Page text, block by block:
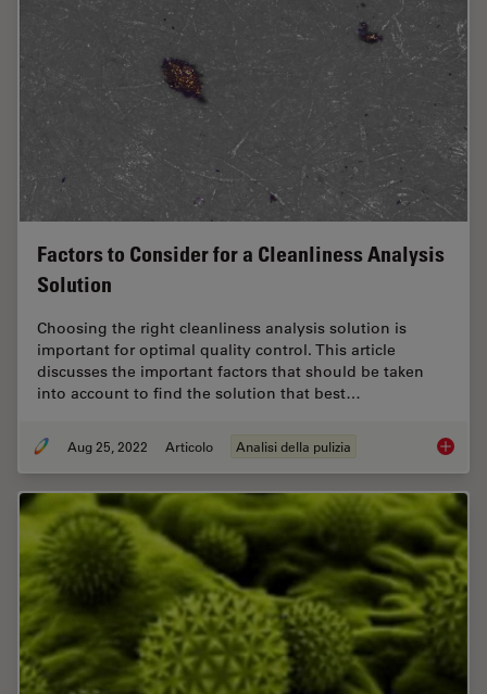
Factors to Consider for a Cleanliness Analysis
Solution
Choosing the right cleanliness analysis solution is
important for optimal quality control. This article
discusses the important factors that should be taken
into account to find the solution that best…
Aug 25, 2022 Articolo Analisi della pulizia Factors